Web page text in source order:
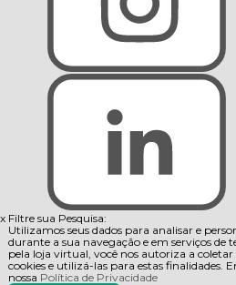
x Filtre sua Pesquisa:
Utilizamos seus dados para analisar e
durante a sua navegação e em serviços de
pela loja virtual, você nos autoriza a
cookies e utilizá-las para estas finalidades.
nossa Política de Privacidade